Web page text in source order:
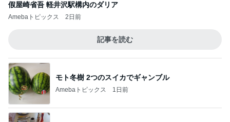
假屋崎省吾 軽井沢駅構内のダリア
Amebaトピックス 2日前
記事を読む
モト冬樹 2つのスイカでギャンブル
Amebaトピックス 1日前